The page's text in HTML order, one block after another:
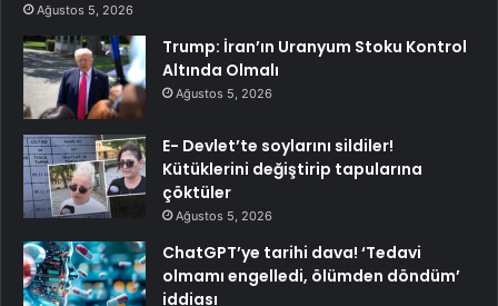
Ağustos 5, 2026
Trump: İran’ın Uranyum Stoku Kontrol
Altında Olmalı
Ağustos 5, 2026
E- Devlet’te soylarını sildiler!
Kütüklerini değiştirip tapularına
çöktüler
Ağustos 5, 2026
ChatGPT’ye tarihi dava! ‘Tedavi
olmamı engelledi, ölümden döndüm’
iddiası